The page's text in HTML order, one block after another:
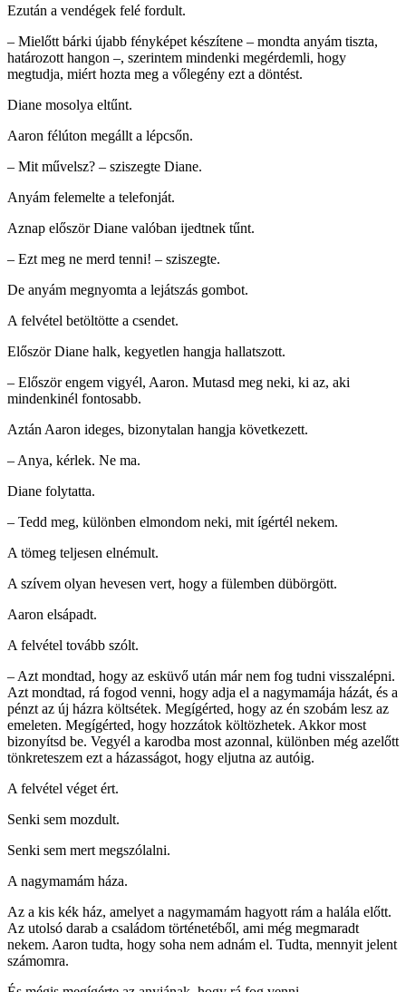
Ezután a vendégek felé fordult.
– Mielőtt bárki újabb fényképet készítene – mondta anyám tiszta,
határozott hangon –, szerintem mindenki megérdemli, hogy
megtudja, miért hozta meg a vőlegény ezt a döntést.
Diane mosolya eltűnt.
Aaron félúton megállt a lépcsőn.
– Mit művelsz? – sziszegte Diane.
Anyám felemelte a telefonját.
Aznap először Diane valóban ijedtnek tűnt.
– Ezt meg ne merd tenni! – sziszegte.
De anyám megnyomta a lejátszás gombot.
A felvétel betöltötte a csendet.
Először Diane halk, kegyetlen hangja hallatszott.
– Először engem vigyél, Aaron. Mutasd meg neki, ki az, aki
mindenkinél fontosabb.
Aztán Aaron ideges, bizonytalan hangja következett.
– Anya, kérlek. Ne ma.
Diane folytatta.
– Tedd meg, különben elmondom neki, mit ígértél nekem.
A tömeg teljesen elnémult.
A szívem olyan hevesen vert, hogy a fülemben dübörgött.
Aaron elsápadt.
A felvétel tovább szólt.
– Azt mondtad, hogy az esküvő után már nem fog tudni visszalépni.
Azt mondtad, rá fogod venni, hogy adja el a nagymamája házát, és a
pénzt az új házra költsétek. Megígérted, hogy az én szobám lesz az
emeleten. Megígérted, hogy hozzátok költözhetek. Akkor most
bizonyítsd be. Vegyél a karodba most azonnal, különben még azelőtt
tönkreteszem ezt a házasságot, hogy eljutna az autóig.
A felvétel véget ért.
Senki sem mozdult.
Senki sem mert megszólalni.
A nagymamám háza.
Az a kis kék ház, amelyet a nagymamám hagyott rám a halála előtt.
Az utolsó darab a családom történetéből, ami még megmaradt
nekem. Aaron tudta, hogy soha nem adnám el. Tudta, mennyit jelent
számomra.